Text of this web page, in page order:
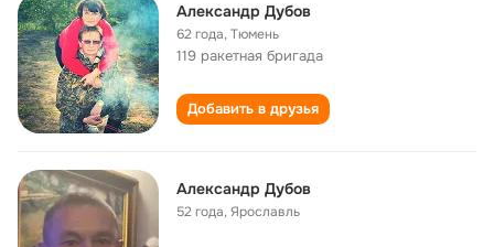
Александр Дубов
62 года,Тюмень
119 ракетная бригада
Добавить в друзья
Александр Дубов
52 года,Ярославль